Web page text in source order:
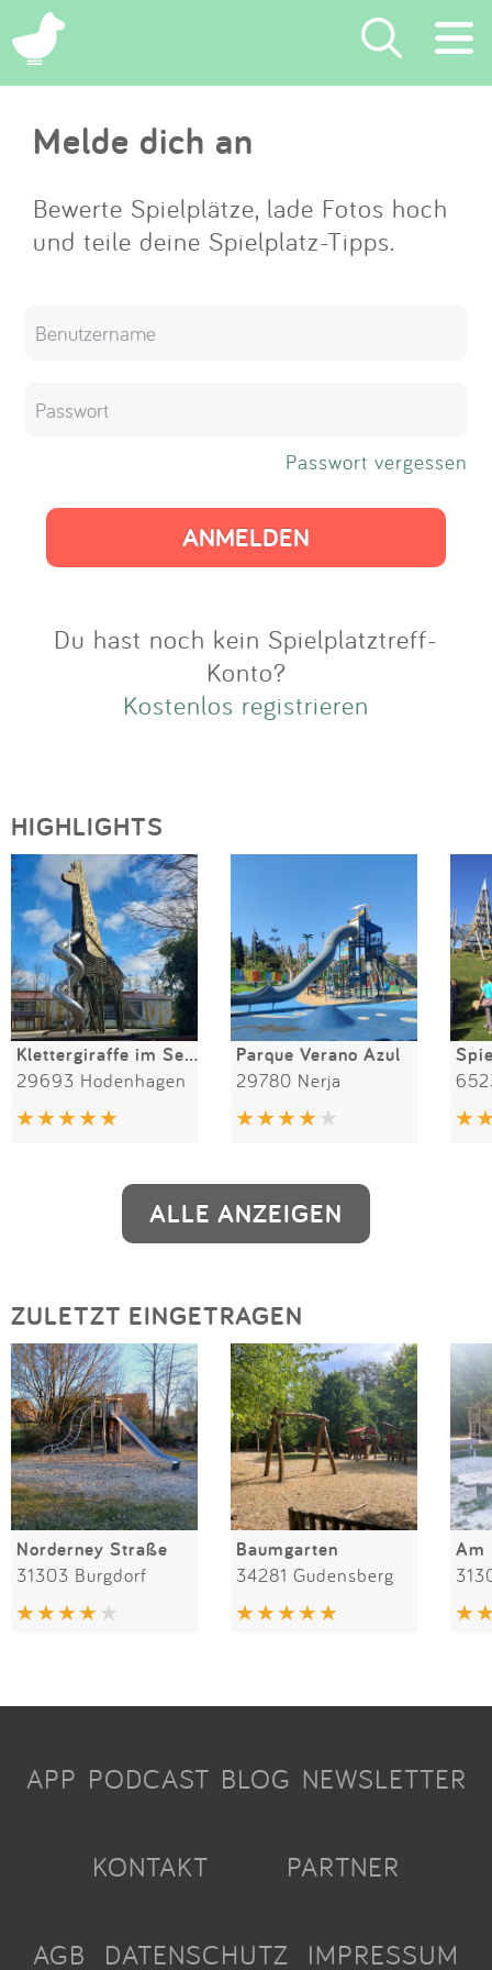
×
Suchen
Eintragen
App
Melde dich an
Bewerte Spielplätze, lade Fotos hoch
und teile deine Spielplatz-Tipps.
Passwort vergessen
Du hast noch kein Spielplatztreff-
Konto?
Kostenlos registrieren
HIGHLIGHTS
Klettergiraffe im Serengeti-Park Hodenhagen
29693 Hodenhagen
Parque Verano Azul
29780 Nerja
ALLE ANZEIGEN
ZULETZT EINGETRAGEN
Norderney Straße
31303 Burgdorf
Baumgarten
34281 Gudensberg
Am
APP PODCAST BLOG NEWSLETTER
KONTAKT PARTNER
AGB DATENSCHUTZ IMPRESSUM